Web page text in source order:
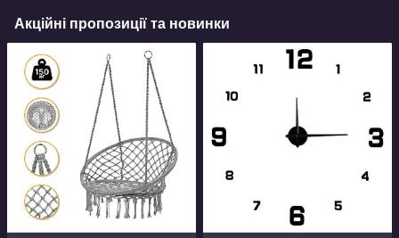
Акційні пропозиції та новинки